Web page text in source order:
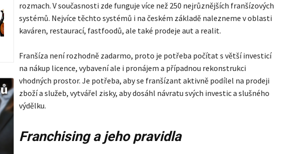
rozmach. V současnosti zde funguje více než 250 nejrůznějších franšízových
systémů. Nejvíce těchto systémů i na českém základě nalezneme v oblasti
kaváren, restaurací, fastfoodů, ale také prodeje aut a realit.
Franšíza není rozhodně zadarmo, proto je potřeba počítat s větší investicí
na nákup licence, vybavení ale i pronájem a případnou rekonstrukci
vhodných prostor. Je potřeba, aby se franšízant aktivně podílel na prodeji
zboží a služeb, vytvářel zisky, aby dosáhl návratu svých investic a slušného
výdělku.
Franchising a jeho pravidla